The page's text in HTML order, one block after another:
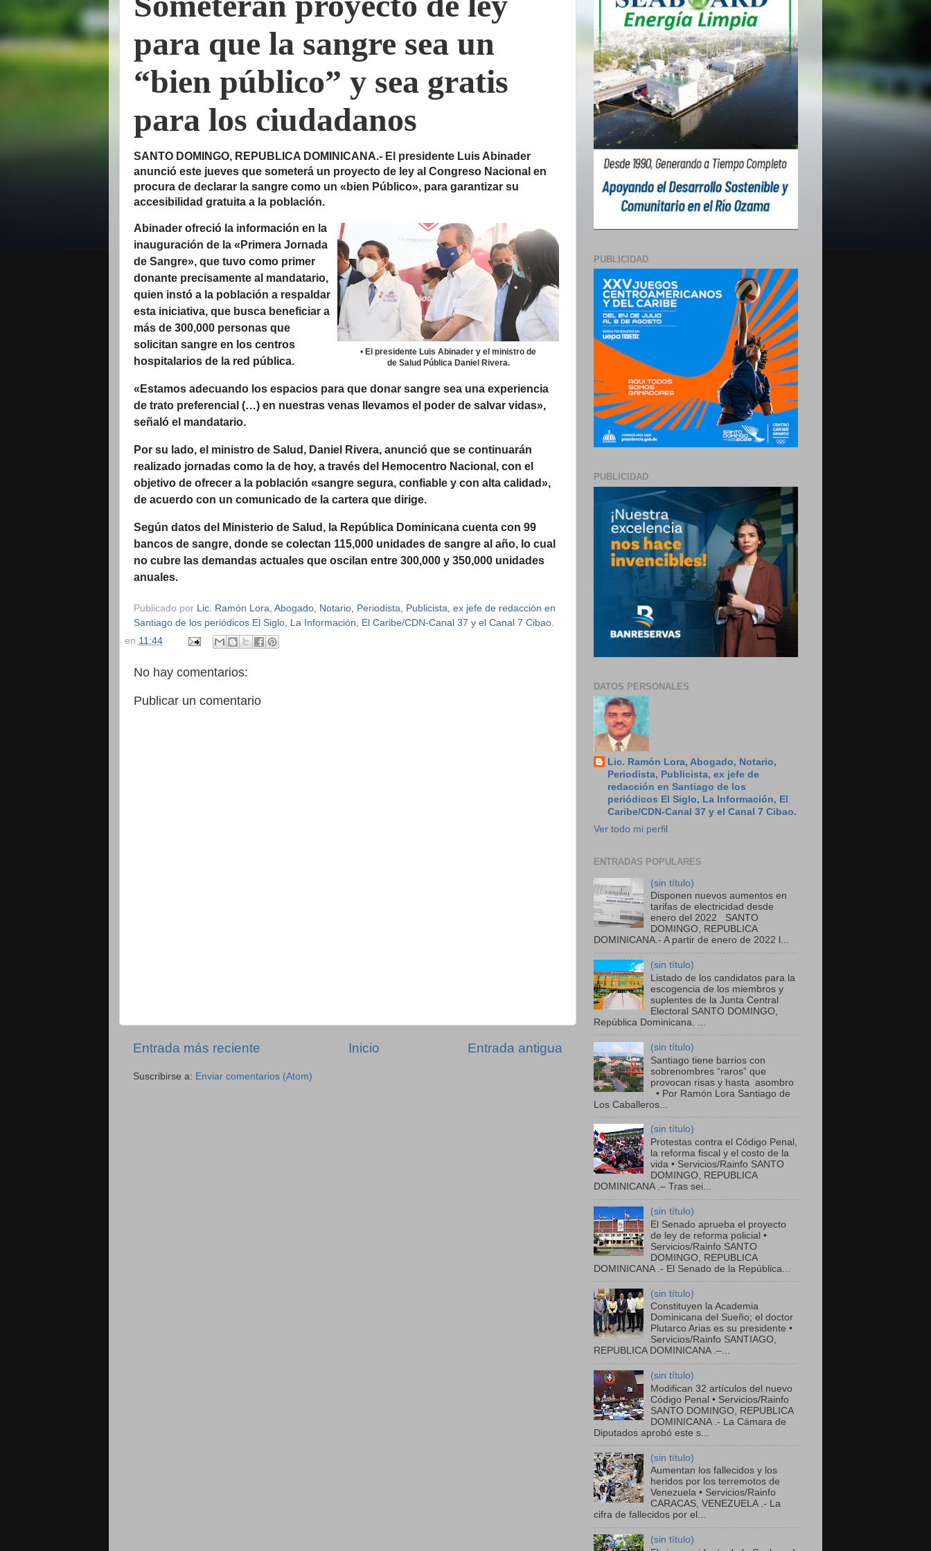
para que la sangre sea un
“bien público” y sea gratis
para los ciudadanos
SANTO DOMINGO, REPUBLICA DOMINICANA.- El presidente Luis Abinader
anunció este jueves que someterá un proyecto de ley al Congreso Nacional en
procura de declarar la sangre como un «bien Público», para garantizar su
accesibilidad gratuita a la población.
• El presidente Luis Abinader y el ministro de
de Salud Pública Daniel Rivera.
Abinader ofreció la información en la
inauguración de la «Primera Jornada
de Sangre», que tuvo como primer
donante precisamente al mandatario,
quien instó a la población a respaldar
esta iniciativa, que busca beneficiar a
más de 300,000 personas que
solicitan sangre en los centros
hospitalarios de la red pública.
«Estamos adecuando los espacios para que donar sangre sea una experiencia
de trato preferencial (…) en nuestras venas llevamos el poder de salvar vidas»,
señaló el mandatario.
Por su lado, el ministro de Salud, Daniel Rivera, anunció que se continuarán
realizado jornadas como la de hoy, a través del Hemocentro Nacional, con el
objetivo de ofrecer a la población «sangre segura, confiable y con alta calidad»,
de acuerdo con un comunicado de la cartera que dirige.
Según datos del Ministerio de Salud, la República Dominicana cuenta con 99
bancos de sangre, donde se colectan 115,000 unidades de sangre al año, lo cual
no cubre las demandas actuales que oscilan entre 300,000 y 350,000 unidades
anuales.
Publicado por Lic. Ramón Lora, Abogado, Notario, Periodista, Publicista, ex jefe de redacción en
Santiago de los periódicos El Siglo, La Información, El Caribe/CDN-Canal 37 y el Canal 7 Cibao.
en 11:44
No hay comentarios:
Publicar un comentario
Entrada más reciente Entrada antigua
Inicio
Suscribirse a: Enviar comentarios (Atom)
PUBLICIDAD
PUBLICIDAD
DATOS PERSONALES
Lic. Ramón Lora, Abogado, Notario,
Periodista, Publicista, ex jefe de
redacción en Santiago de los
periódicos El Siglo, La Información, El
Caribe/CDN-Canal 37 y el Canal 7 Cibao.
Ver todo mi perfil
ENTRADAS POPULARES
(sin título)
Disponen nuevos aumentos en
tarifas de electricidad desde
enero del 2022 SANTO
DOMINGO, REPUBLICA
DOMINICANA.- A partir de enero de 2022 l...
(sin título)
Listado de los candidatos para la
escogencia de los miembros y
suplentes de la Junta Central
Electoral SANTO DOMINGO,
República Dominicana. ...
(sin título)
Santiago tiene barrios con
sobrenombres “raros” que
provocan risas y hasta asombro
• Por Ramón Lora Santiago de
Los Caballeros...
(sin título)
Protestas contra el Código Penal,
la reforma fiscal y el costo de la
vida • Servicios/Rainfo SANTO
DOMINGO, REPUBLICA
DOMINICANA .– Tras sei...
(sin título)
El Senado aprueba el proyecto
de ley de reforma policial •
Servicios/Rainfo SANTO
DOMINGO, REPUBLICA
DOMINICANA .- El Senado de la República...
(sin título)
Constituyen la Academia
Dominicana del Sueño; el doctor
Plutarco Arias es su presidente •
Servicios/Rainfo SANTIAGO,
REPUBLICA DOMINICANA .–...
(sin título)
Modifican 32 artículos del nuevo
Código Penal • Servicios/Rainfo
SANTO DOMINGO, REPUBLICA
DOMINICANA .- La Cámara de
Diputados aprobó este s...
(sin título)
Aumentan los fallecidos y los
heridos por los terremotos de
Venezuela • Servicios/Rainfo
CARACAS, VENEZUELA .- La
cifra de fallecidos por el...
(sin título)